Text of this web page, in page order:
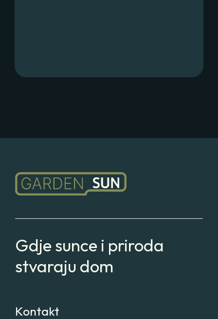
Gdje sunce i priroda
stvaraju dom
Kontakt